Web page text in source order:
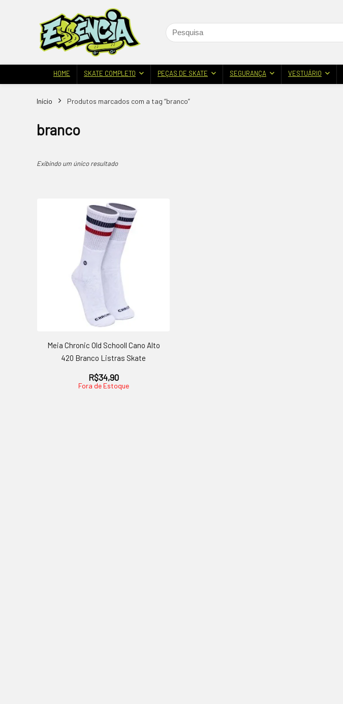
HOME SKATE COMPLETO PEÇAS DE SKATE SEGURANÇA VESTUÁRIO
Início Produtos marcados com a tag “branco”
branco
Exibindo um único resultado
Meia Chronic Old Schooll Cano Alto
420 Branco Listras Skate
R$34,90
Fora de Estoque